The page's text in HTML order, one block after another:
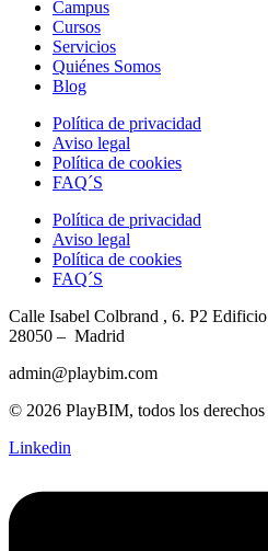
Campus
Cursos
Servicios
Quiénes Somos
Blog
Política de privacidad
Aviso legal
Política de cookies
FAQ´S
Política de privacidad
Aviso legal
Política de cookies
FAQ´S
Calle Isabel Colbrand , 6. P2 Edificio
28050 – Madrid
admin@playbim.com
© 2026 PlayBIM, todos los derechos
Linkedin